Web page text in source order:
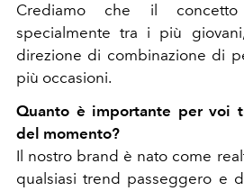
Crediamo che il
specialmente tra i più
direzione di combinazione di
più occasioni.
Quanto è importante per voi
del momento?
Il nostro brand è nato come
qualsiasi trend passeggero e